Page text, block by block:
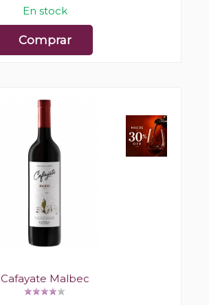
En stock
Comprar
Cafayate Malbec